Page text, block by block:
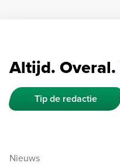
Altijd. Overal.
Tip de redactie
Nieuws